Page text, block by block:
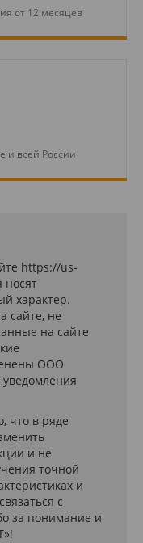
от 12 месяцев
и всей России
https://us-
носят
характер.
сайте, не
на сайте
ООО
что в ряде
и не
точной
и
с
за понимание и